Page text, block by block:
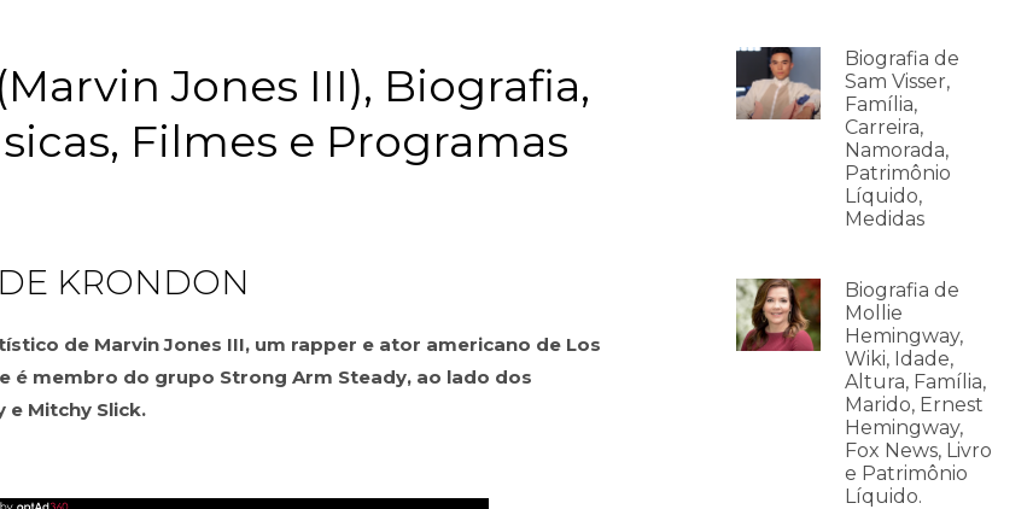
Jones III), Biografia,
Filmes e Programas
KRONDON
de Marvin Jones III, um rapper e ator americano de Los
é membro do grupo Strong Arm Steady, ao lado dos
e Mitchy Slick.
Biografia de
Sam Visser,
Família,
Carreira,
Namorada,
Patrimônio
Líquido,
Medidas
Biografia de
Mollie
Hemingway,
Wiki, Idade,
Altura, Família,
Marido, Ernest
Hemingway,
Fox News, Livro
e Patrimônio
Líquido.